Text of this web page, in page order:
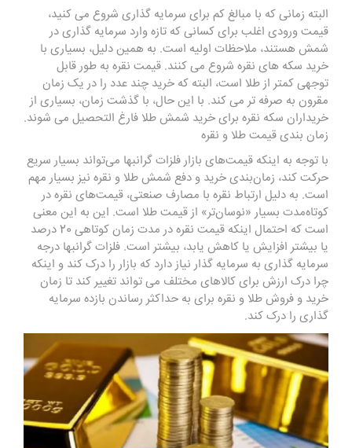
البته زمانی که با مبالغ کم برای سرمایه گذاری شروع می کنید،
قیمت ورودی اغلب برای کسانی که تازه وارد سرمایه گذاری در
شمش هستند، ملاحظات اولیه است. به همین دلیل، بسیاری با
خرید سکه های نقره شروع می کنند. قیمت نقره به طور قابل
توجهی کمتر از طلا است، البته که خرید چند عدد را در یک زمان
مقرون به صرفه تر می کند. با این حال، با گذشت زمان، بسیاری از
خریداران سکه نقره برای خرید شمش طلا فارغ التحصیل می شوند.
زمان بندی قیمت طلا و نقره
با توجه به اینکه قیمت‌های بازار فلزات گرانبها می‌تواند بسیار سریع
حرکت کند، زمان‌بندی خرید و دفع شمش طلا و نقره نیز بسیار مهم
است. به دلیل ارتباط نقره با مصارف صنعتی، قیمت‌های نقره در
کوتاه‌مدت بسیار «نوسان‌تر» از قیمت طلا است. این به این معنی
است که احتمال اینکه قیمت نقره در مدت زمان کوتاهی 20 درصد
یا بیشتر افزایش یا کاهش یابد، بیشتر است. فلزات گرانبها درجه
سرمایه گذاری به سرمایه گذار نیاز دارد که بازار را درک کند و اینکه
چرا درک ارزش برای کالاهای مختلف می تواند تغییر کند تا زمان
خرید و فروش طلا و نقره برای به حداکثر رساندن بازده سرمایه
گذاری را درک کند.